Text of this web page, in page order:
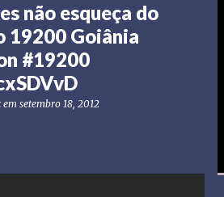
não esqueça do
19200 Goiânia
#19200
em setembro 18, 2012